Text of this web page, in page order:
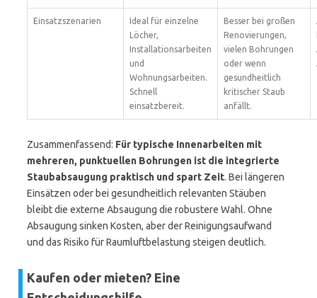
Einsatzszenarien
Ideal für einzelne
Löcher,
Installationsarbeiten
und
Wohnungsarbeiten.
Schnell
einsatzbereit.
Besser bei großen
Renovierungen,
vielen Bohrungen
oder wenn
gesundheitlich
kritischer Staub
anfällt.
Zusammenfassend: Für typische Innenarbeiten mit
mehreren, punktuellen Bohrungen ist die integrierte
Staubabsaugung praktisch und spart Zeit. Bei längeren
Einsätzen oder bei gesundheitlich relevanten Stäuben
bleibt die externe Absaugung die robustere Wahl. Ohne
Absaugung sinken Kosten, aber der Reinigungsaufwand
und das Risiko für Raumluftbelastung steigen deutlich.
Kaufen oder mieten? Eine